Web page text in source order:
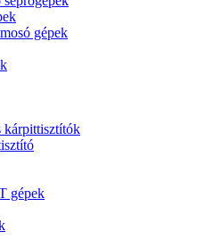
gépek
kárpittisztítók
gépek